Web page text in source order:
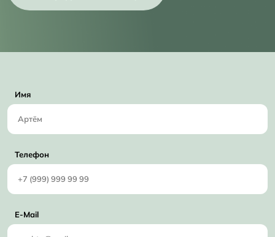
Имя
Телефон
E-Mail